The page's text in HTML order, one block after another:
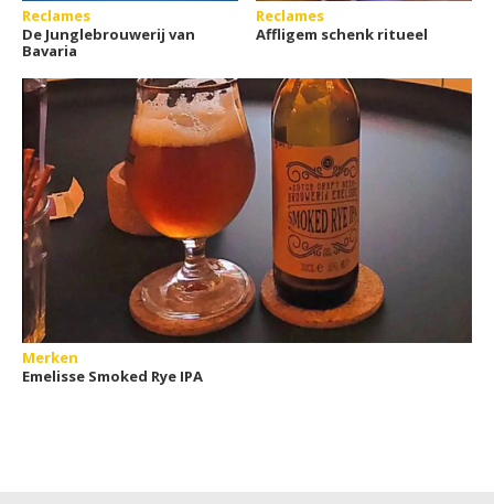
Reclames
De Junglebrouwerij van
Bavaria
Reclames
Affligem schenk ritueel
Merken
Emelisse Smoked Rye IPA